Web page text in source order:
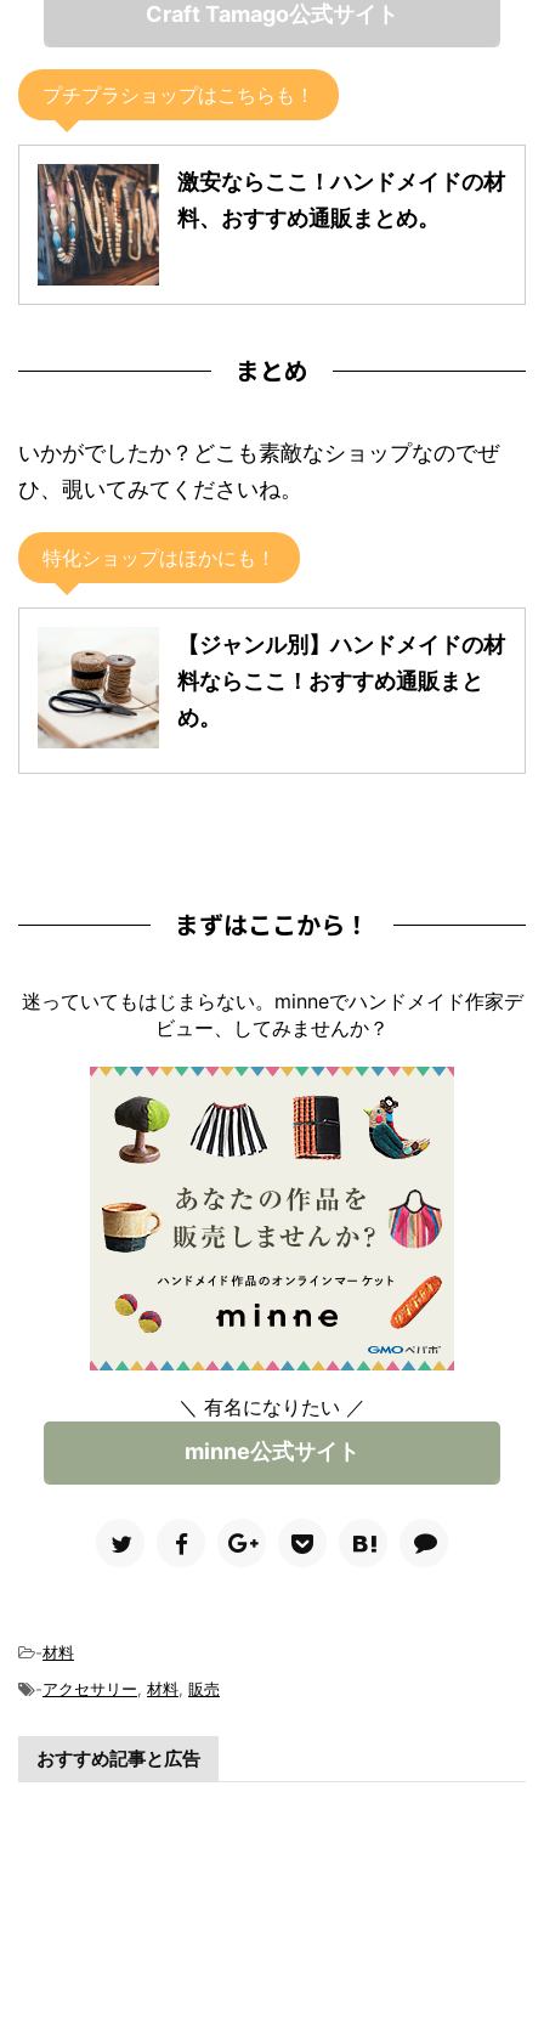
Craft Tamago公式サイト
プチプラショップはこちらも！
激安ならここ！ハンドメイドの材
料、おすすめ通販まとめ。
まとめ
いかがでしたか？どこも素敵なショップなのでぜ
ひ、覗いてみてくださいね。
特化ショップはほかにも！
【ジャンル別】ハンドメイドの材
料ならここ！おすすめ通販まと
め。
まずはここから！
迷っていてもはじまらない。minneでハンドメイド作家デ
ビュー、してみませんか？
＼ 有名になりたい ／
minne公式サイト
-材料
-アクセサリー, 材料, 販売
おすすめ記事と広告